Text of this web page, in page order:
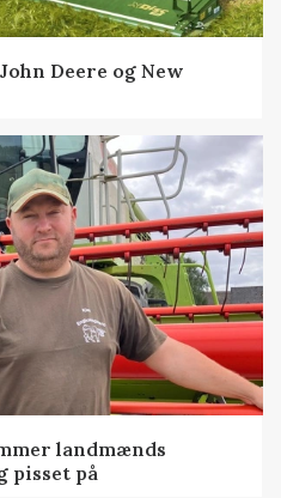
Deere og New
landmænds
pisset på